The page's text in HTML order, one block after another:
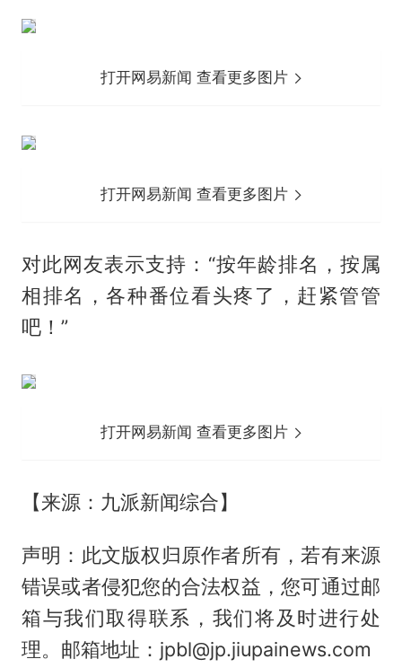
打开网易新闻 查看更多图片
打开网易新闻 查看更多图片
对此网友表示支持：“按年龄排名，按属
相排名，各种番位看头疼了，赶紧管管
吧！”
打开网易新闻 查看更多图片
【来源：九派新闻综合】
声明：此文版权归原作者所有，若有来源
错误或者侵犯您的合法权益，您可通过邮
箱与我们取得联系，我们将及时进行处
理。邮箱地址：jpbl@jp.jiupainews.com